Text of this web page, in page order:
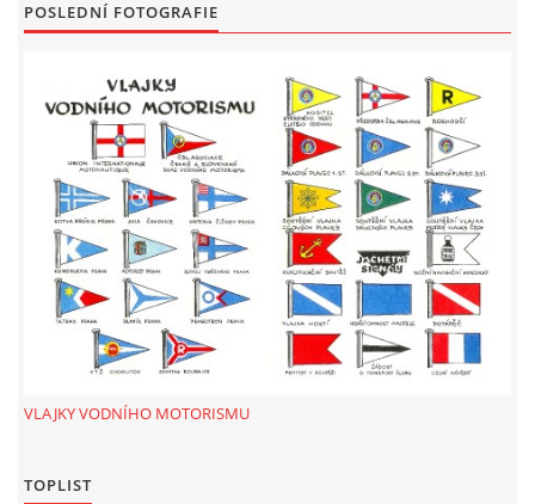
POSLEDNÍ FOTOGRAFIE
VLAJKY VODNÍHO MOTORISMU
TOPLIST